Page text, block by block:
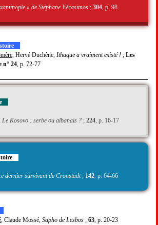
» de Stéphane Yérasimos ; 304 , p. 98
, Hervé Duchêne, Ithaque a vraiment existé ! ; Les
n° 24 , p. 72-77
Le Kosovo : serbe ou albanais ? ; 224 , p. 16-17
dernier survivant de Cronstadt; 142 , p. 64-66
, Claude Mossé, Sapho de Lesbos ; 63 , p. 20-23